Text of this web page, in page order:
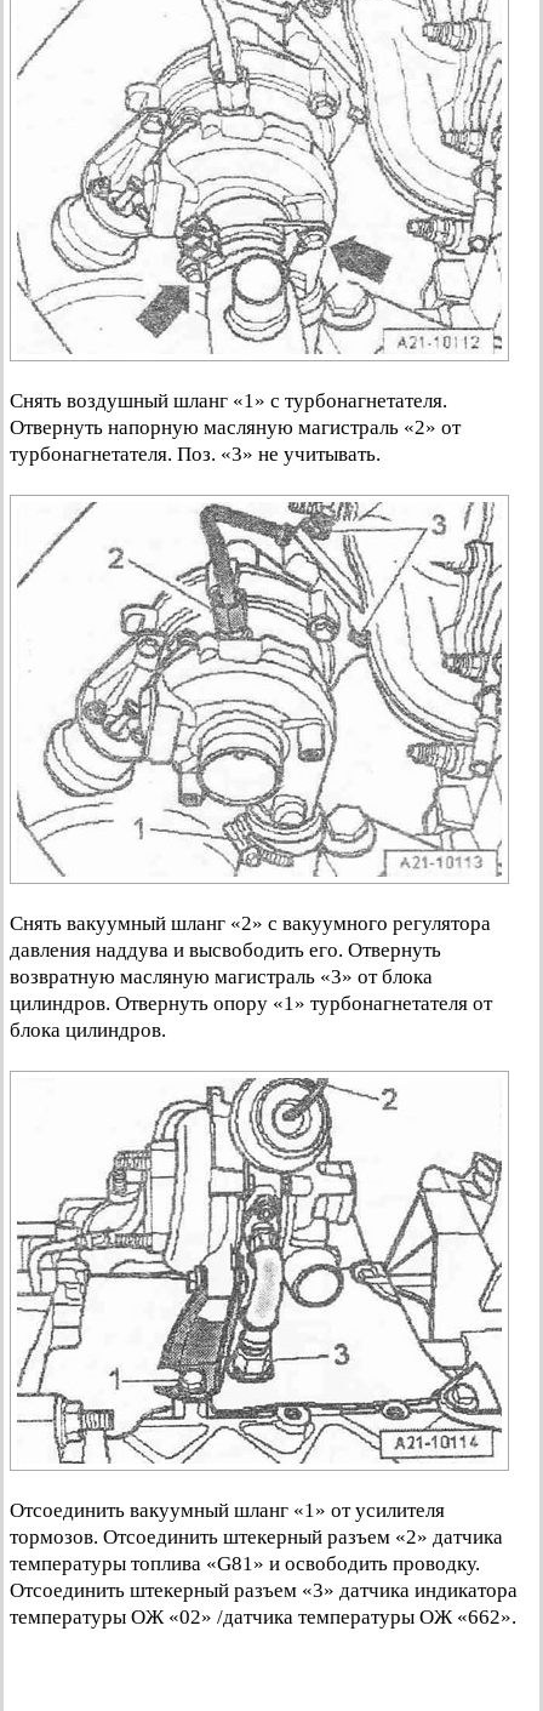
Снять воздушный шланг «1» с турбонагнетателя.
Отвернуть напорную масляную магистраль «2» от
турбонагнетателя. Поз. «3» не учитывать.
Снять вакуумный шланг «2» с вакуумного регулятора
давления наддува и высвободить его. Отвернуть
возвратную масляную магистраль «3» от блока
цилиндров. Отвернуть опору «1» турбонагнетателя от
блока цилиндров.
Отсоединить вакуумный шланг «1» от усилителя
тормозов. Отсоединить штекерный разъем «2» датчика
температуры топлива «G81» и освободить проводку.
Отсоединить штекерный разъем «3» датчика индикатора
температуры ОЖ «02» /датчика температуры ОЖ «662».